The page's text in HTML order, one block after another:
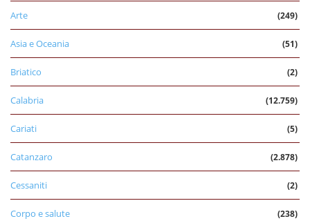
Arte (249)
Asia e Oceania (51)
Briatico (2)
Calabria (12.759)
Cariati (5)
Catanzaro (2.878)
Cessaniti (2)
Corpo e salute (238)